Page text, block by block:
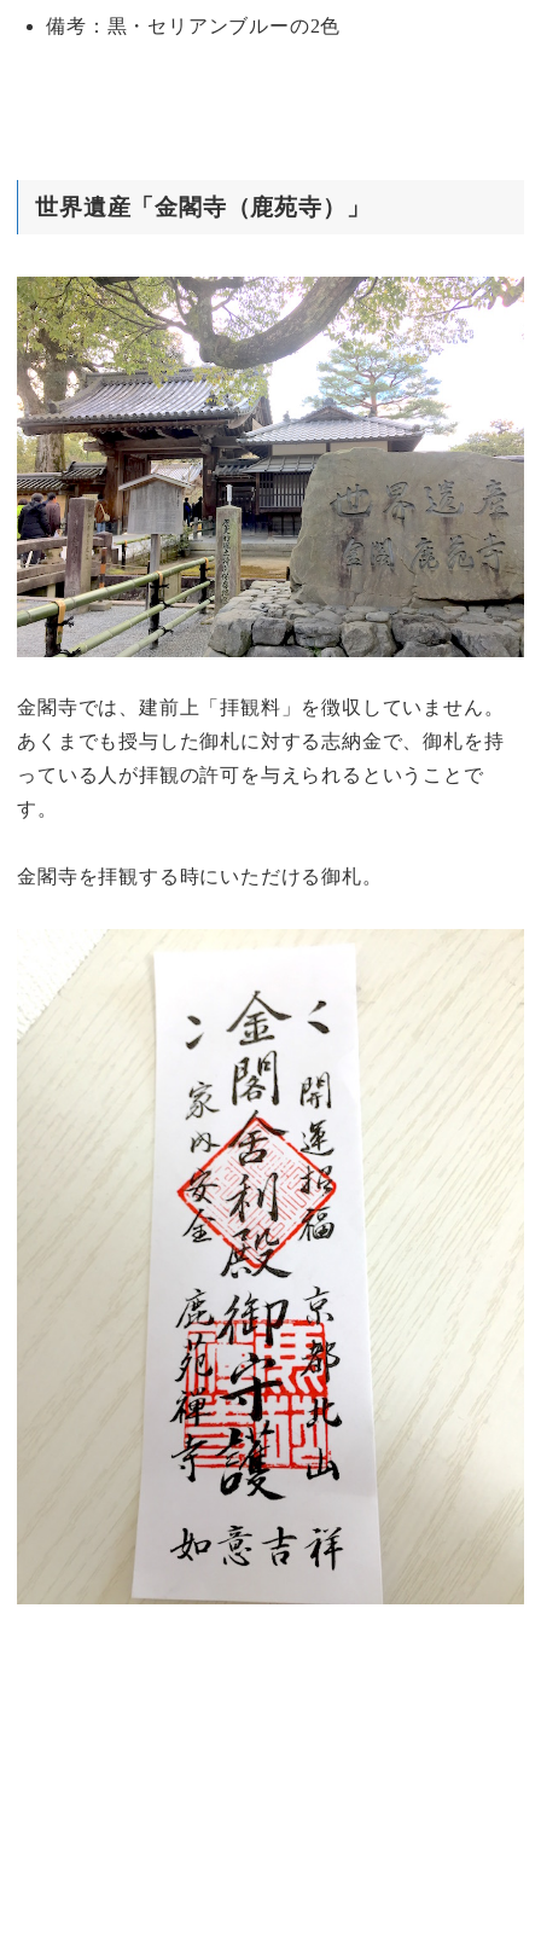
備考：黒・セリアンブルーの2色
世界遺産「金閣寺（鹿苑寺）」
金閣寺では、建前上「拝観料」を徴収していません。
あくまでも授与した御札に対する志納金で、御札を持
っている人が拝観の許可を与えられるということで
す。
金閣寺を拝観する時にいただける御札。